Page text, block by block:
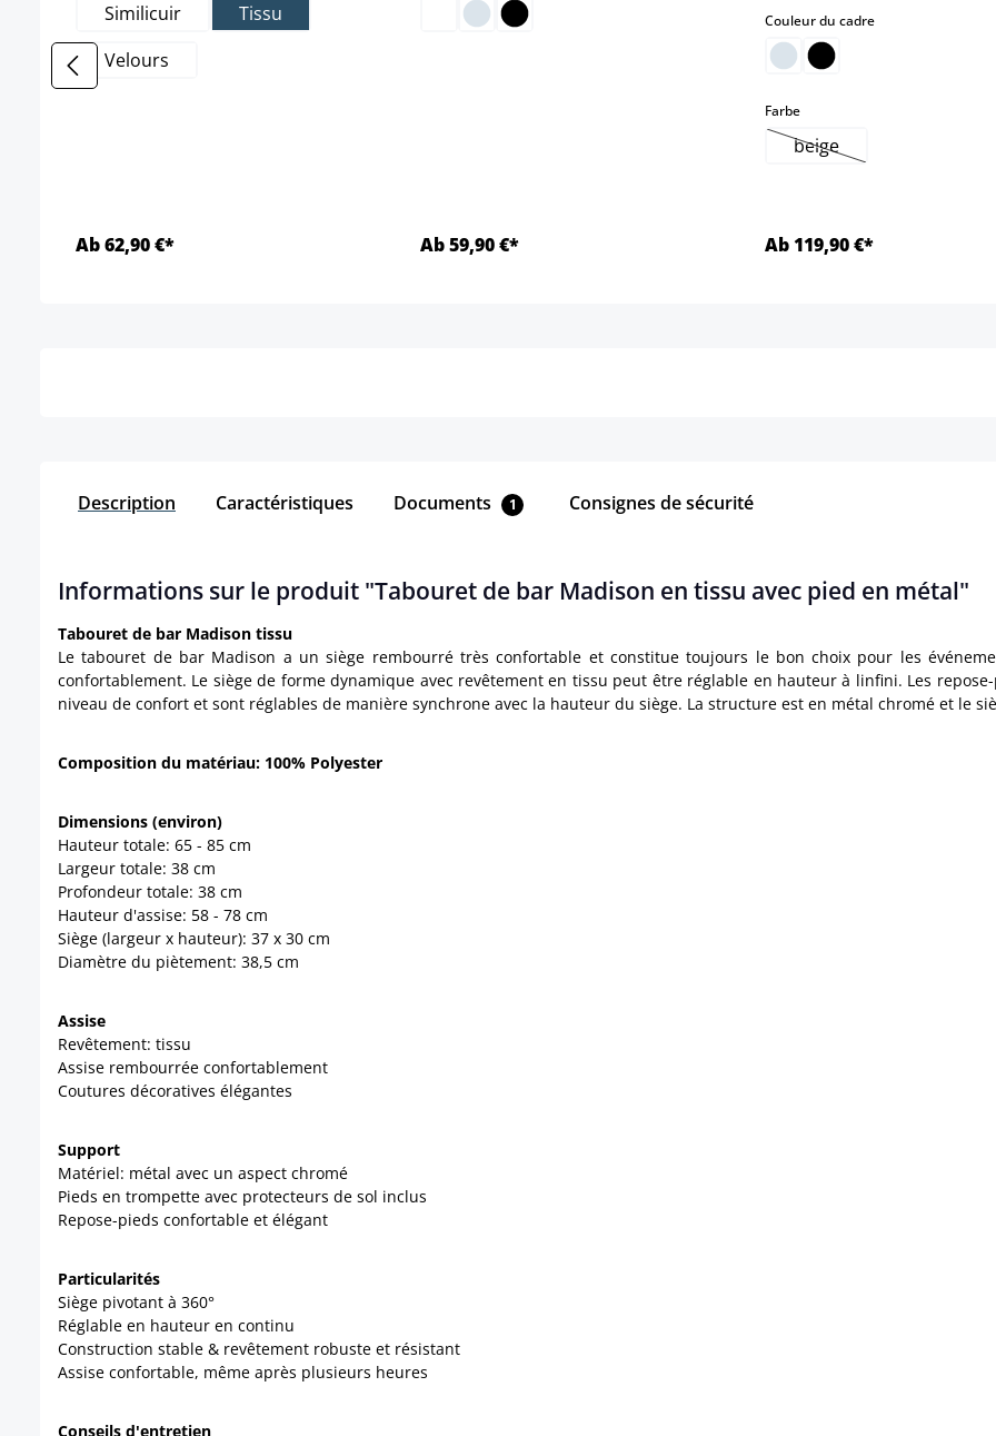
Similicuir
Tissu
Velours
Ab 62,90 €* Ab 59,90 €*
Couleur du cadreselect
Farbeselect
beige(Cette option n'est pas
Ab 119,90 €*
Description Caractéristiques Documents 1 Consignes de sécurité
Informations sur le produit "Tabouret de bar Madison en tissu avec pied en métal"
Tabouret de bar Madison tissu
Le tabouret de bar Madison a un siège rembourré très confortable et constitue toujours le bon choix pour les
confortablement. Le siège de forme dynamique avec revêtement en tissu peut être réglable en hauteur à linfini. Les
niveau de confort et sont réglables de manière synchrone avec la hauteur du siège. La structure est en métal chromé et le
Composition du matériau: 100% Polyester
Dimensions (environ)
Hauteur totale: 65 - 85 cm
Largeur totale: 38 cm
Profondeur totale: 38 cm
Hauteur d'assise: 58 - 78 cm
Siège (largeur x hauteur): 37 x 30 cm
Diamètre du piètement: 38,5 cm
Assise
Revêtement: tissu
Assise rembourrée confortablement
Coutures décoratives élégantes
Support
Matériel: métal avec un aspect chromé
Pieds en trompette avec protecteurs de sol inclus
Repose-pieds confortable et élégant
Particularités
Siège pivotant à 360°
Réglable en hauteur en continu
Construction stable & revêtement robuste et résistant
Assise confortable, même après plusieurs heures
Conseils d'entretien